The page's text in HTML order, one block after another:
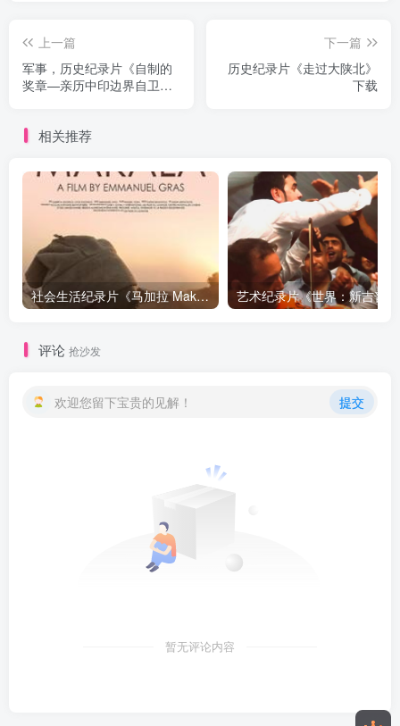
上一篇
军事，历史纪录片《自制的
奖章—亲历中印边界自卫反
下一篇
历史纪录片《走过大陕北》
下载
相关推荐
社会生活纪录片《马加拉 Makala》下载
评论 抢沙发
欢迎您留下宝贵的见解！ 提交
暂无评论内容